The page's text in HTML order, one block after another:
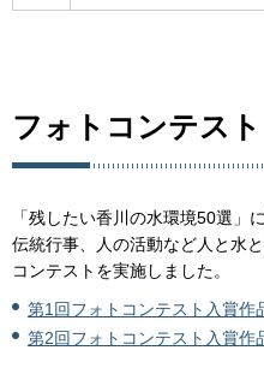
フォトコンテスト
「残したい香川の水環境50選」
伝統行事、人の活動など人と水
コンテストを実施しました。
第1回フォトコンテスト入賞作
第2回フォトコンテスト入賞作